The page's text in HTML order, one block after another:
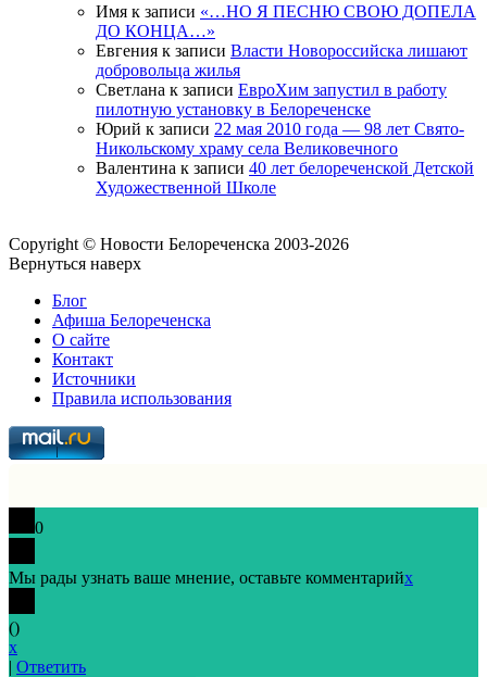
Имя к записи «…НО Я ПЕСНЮ СВОЮ ДОПЕЛА
ДО КОНЦА…»
Евгения к записи Власти Новороссийска лишают
добровольца жилья
Светлана к записи ЕвроХим запустил в работу
пилотную установку в Белореченске
Юрий к записи 22 мая 2010 года — 98 лет Свято-
Никольскому храму села Великовечного
Валентина к записи 40 лет белореченской Детской
Художественной Школе
Copyright © Новости Белореченска 2003-2026
Вернуться наверх
Блог
Афиша Белореченска
О сайте
Контакт
Источники
Правила использования
0
Мы рады узнать ваше мнение, оставьте комментарийx
()
x
| Ответить